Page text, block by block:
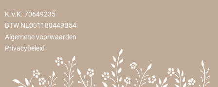
K.V.K. 70649235
BTW NL001180449B54
Algemene voorwaarden
Privacybeleid